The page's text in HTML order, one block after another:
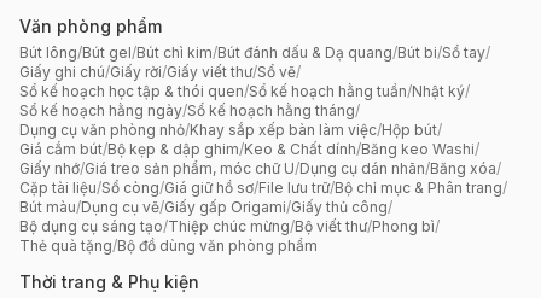
Văn phòng phẩm
Bút lông/Bút gel/Bút chì kim/Bút đánh dấu & Dạ quang/Bút bi/Sổ tay/
Giấy ghi chú/Giấy rời/Giấy viết thư/Sổ vẽ/
Sổ kế hoạch học tập & thói quen/Sổ kế hoạch hằng tuần/Nhật ký/
Sổ kế hoạch hằng ngày/Sổ kế hoạch hằng tháng/
Dụng cụ văn phòng nhỏ/Khay sắp xếp bàn làm việc/Hộp bút/
Giá cắm bút/Bộ kẹp & dập ghim/Keo & Chất dính/Băng keo Washi/
Giấy nhớ/Giá treo sản phẩm, móc chữ U/Dụng cụ dán nhãn/Băng xóa/
Cặp tài liệu/Sổ còng/Giá giữ hồ sơ/File lưu trữ/Bộ chỉ mục & Phân trang/
Bút màu/Dụng cụ vẽ/Giấy gấp Origami/Giấy thủ công/
Bộ dụng cụ sáng tạo/Thiệp chúc mừng/Bộ viết thư/Phong bì/
Thẻ quà tặng/Bộ đồ dùng văn phòng phẩm
Thời trang & Phụ kiện